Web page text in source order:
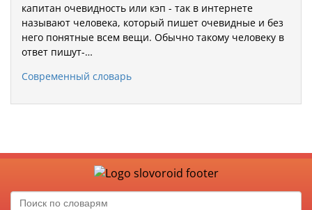
капитан очевидность или кэп - так в интернете
называют человека, который пишет очевидные и без
него понятные всем вещи. Обычно такому человеку в
ответ пишут-…
Современный словарь